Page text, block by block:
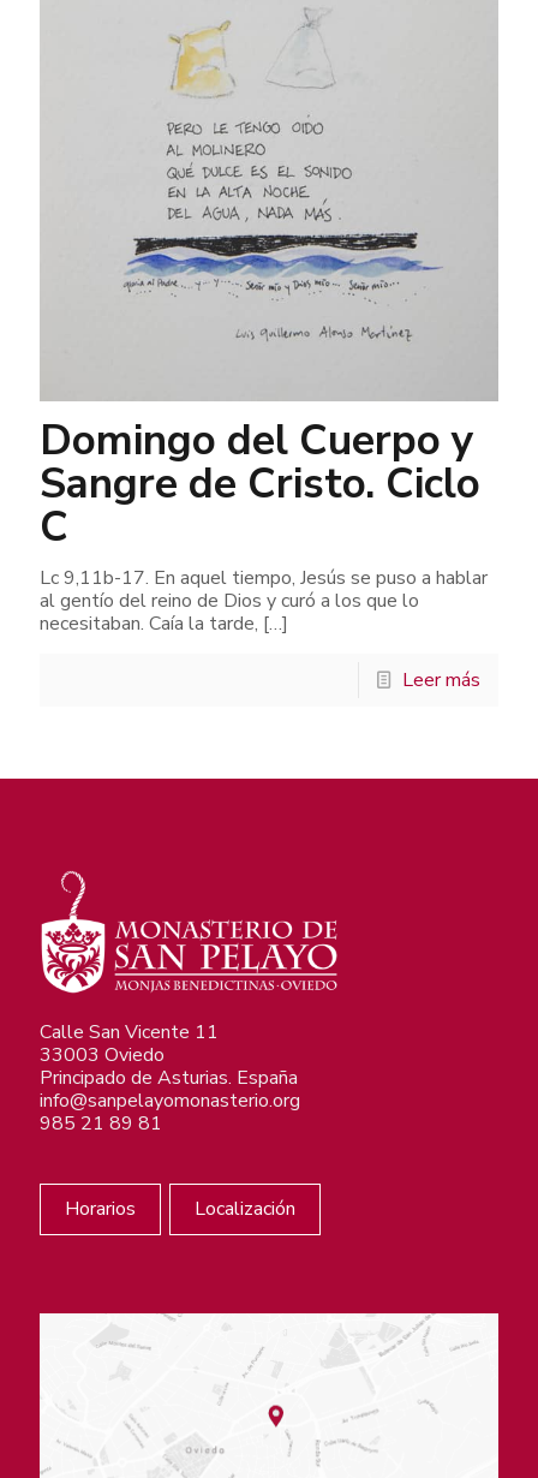
Domingo del Cuerpo y
Sangre de Cristo. Ciclo
C
Lc 9,11b-17. En aquel tiempo, Jesús se puso a hablar
al gentío del reino de Dios y curó a los que lo
necesitaban. Caía la tarde, […]
Leer más
Calle San Vicente 11
33003 Oviedo
Principado de Asturias. España
info@sanpelayomonasterio.org
985 21 89 81
Horarios Localización